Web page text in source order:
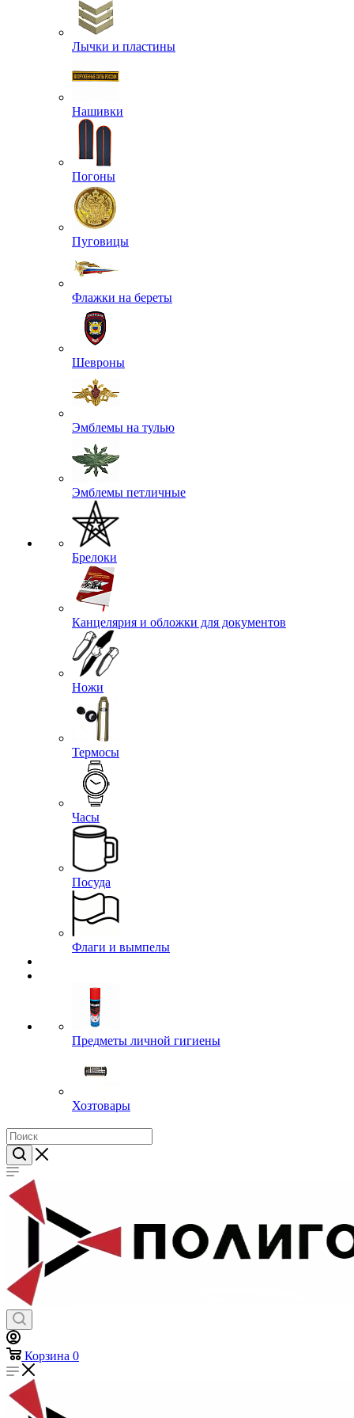
Лычки и пластины
Нашивки
Погоны
Пуговицы
Флажки на береты
Шевроны
Эмблемы на тулью
Эмблемы петличные
Брелоки
Канцелярия и обложки для документов
Ножи
Термосы
Часы
Посуда
Флаги и вымпелы
Предметы личной гигиены
Хозтовары
Корзина 0